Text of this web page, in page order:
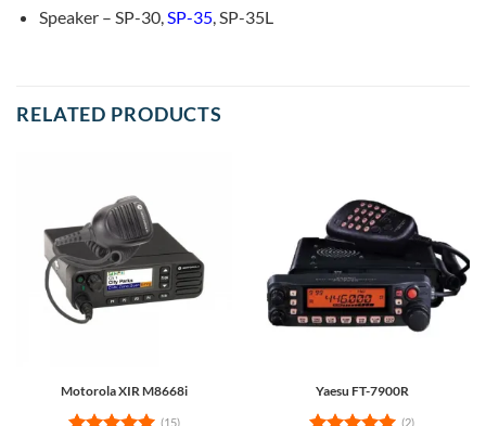
Speaker – SP-30,SP-35, SP-35L
RELATED PRODUCTS
Motorola XIR M8668i
(15)
Yaesu FT-7900R
(2)